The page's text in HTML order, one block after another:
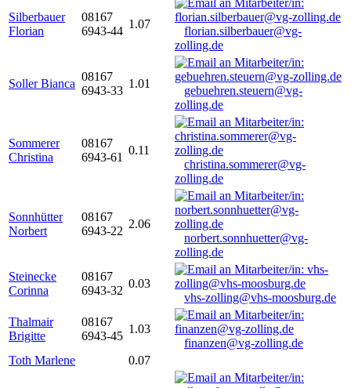
Silberbauer
Florian
08167
6943-44
1.07
florian.silberbauer@vg-
zolling.de
Soller Bianca
08167
6943-33
1.01
gebuehren.steuern@vg-
zolling.de
Sommerer
Christina
08167
6943-61
0.11
christina.sommerer@vg-
zolling.de
Sonnhütter
Norbert
08167
6943-22
2.06
norbert.sonnhuetter@vg-
zolling.de
Steinecke
Corinna
08167
6943-32
0.03
vhs-zolling@vhs-moosburg.de
Thalmair
Brigitte
08167
6943-45
1.03
finanzen@vg-zolling.de
Toth Marlene
0.07